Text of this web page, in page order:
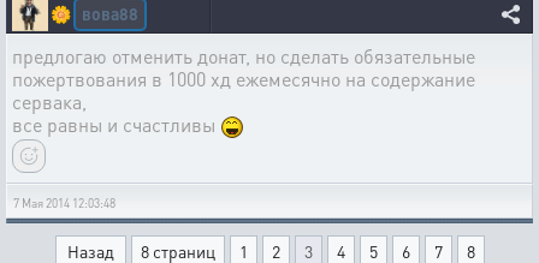
🌼 вова88
предлогаю отменить донат, но сделать обязательные
пожертвования в 1000 хд ежемесячно на содержание
сервака,
все равны и счастливы
7 Мая 2014 12:03:48
Назад 8 страниц 1 2 3 4 5 6 7
8